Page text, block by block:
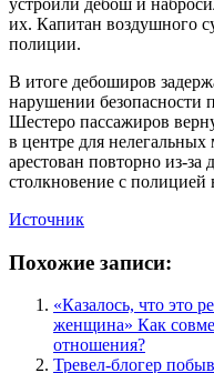
их. Капитан воздушного
полиции.
В итоге дебоширов
нарушении безопасности
Шестеро пассажиров
в центре для
арестован повторно из-за
столкновение с полицией
Источник
Похожие записи:
«Казалось, что это
женщина» Как
отношения?
Тревел-блогер